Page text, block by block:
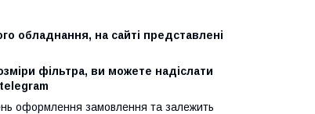
обладнання, на сайті представлені
фільтра, ви можете надіслати
оформлення замовлення та залежить